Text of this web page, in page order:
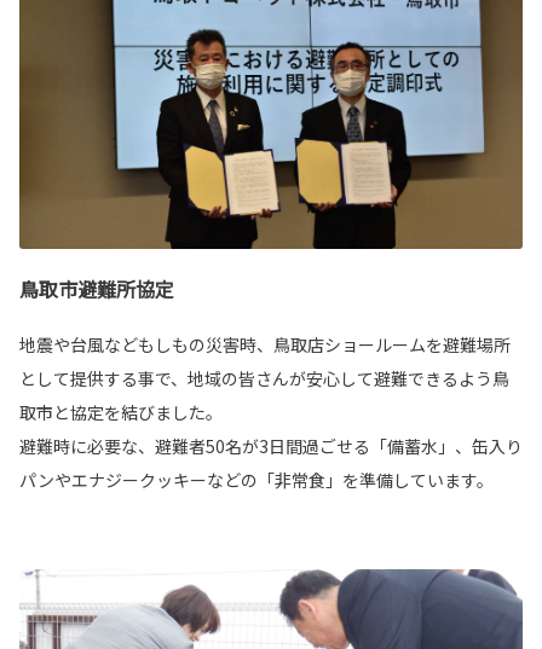
鳥取市避難所協定
地震や台風などもしもの災害時、鳥取店ショールームを避難場所
として提供する事で、地域の皆さんが安心して避難できるよう鳥
取市と協定を結びました。
避難時に必要な、避難者50名が3日間過ごせる「備蓄水」、缶入り
パンやエナジークッキーなどの「非常食」を準備しています。